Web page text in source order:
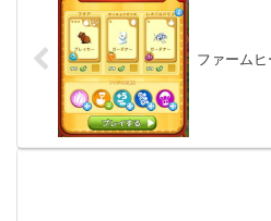
ファーム